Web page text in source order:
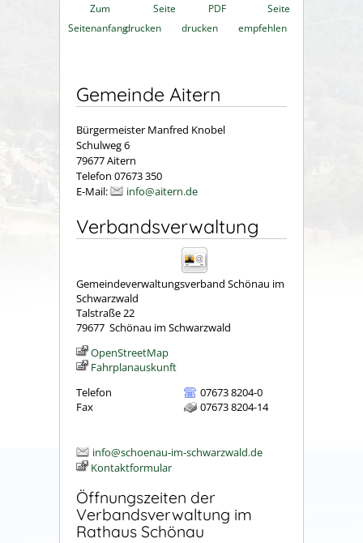
Zum
Seitenanfang
Seite
drucken
PDF
drucken
Seite
empfehlen
Gemeinde Aitern
Bürgermeister Manfred Knobel
Schulweg 6
79677 Aitern
Telefon 07673 350
E-Mail:
info@aitern.de
Verbandsverwaltung
Gemeindeverwaltungsverband Schönau im
Schwarzwald
Talstraße 22
79677 Schönau im Schwarzwald
OpenStreetMap
Fahrplanauskunft
Telefon
07673 8204-0
Fax
07673 8204-14
info@schoenau-im-schwarzwald.de
Kontaktformular
Öffnungszeiten der
Verbandsverwaltung im
Rathaus Schönau